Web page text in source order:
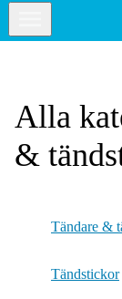
Alla
&
Tändare &
Tändstickor